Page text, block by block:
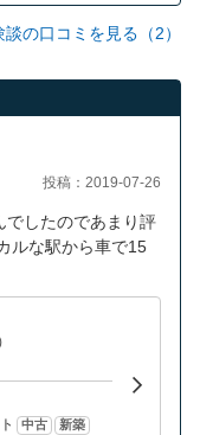
談の口コミを見る（2）
投稿：2019-07-26
でしたのであまり評
ルな駅から車で15
中古 新築